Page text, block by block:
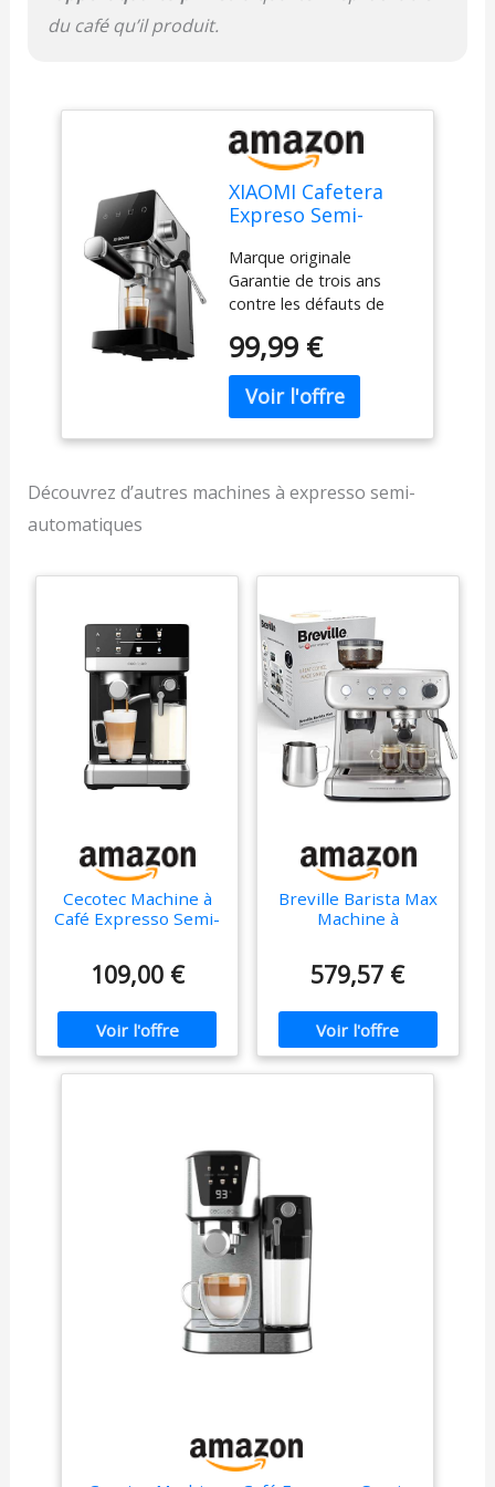
du café qu’il produit.
XIAOMI Cafetera
Expreso Semi-
Espresso Machine-
1350W- 20 Bares
Marque originale
Garantie de trois ans
contre les défauts de
99,99 €
Découvrez d’autres machines à expresso semi-
automatiques
Cecotec Machine à
Café Expresso Semi-
Lait Power Espresso
1350W, Système
Thermoblock, 20
Bars, Buse
Mousseur,
109,00 €
Breville Barista Max
Machine à
automatique avec
grain intégré, buse
à vapeur pour faire
mousser le lait &
pompe italienne de
579,57 €